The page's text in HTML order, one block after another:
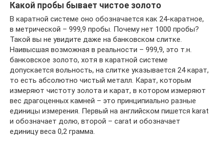
Какой пробы бывает чистое золото
В каратной системе оно обозначается как 24-каратное,
в метрической – 999,9 пробы. Почему нет 1000 пробы?
Такой вы не увидите даже на банковском слитке.
Наивысшая возможная в реальности – 999,9, это т.н.
банковское золото, хотя в каратной системе
допускается вольность, на слитке указывается 24 карат,
то есть абсолютно чистый металл. Карат, которым
измеряют чистоту золота и карат, в котором измеряют
вес драгоценных камней – это принципиально разные
единицы измерения. Первый на английском пишется karat
и обозначает долю, второй – carat и обозначает
единицу веса 0,2 грамма.